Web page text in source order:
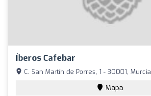
Íberos Cafebar
C. San Martín de Porres, 1 - 30001, Murcia
Mapa